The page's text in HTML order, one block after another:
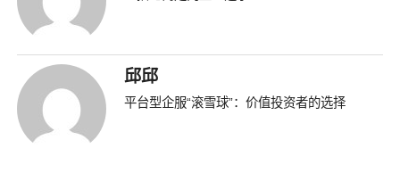
邱邱
平台型企服“滚雪球”：价值投资者的选择